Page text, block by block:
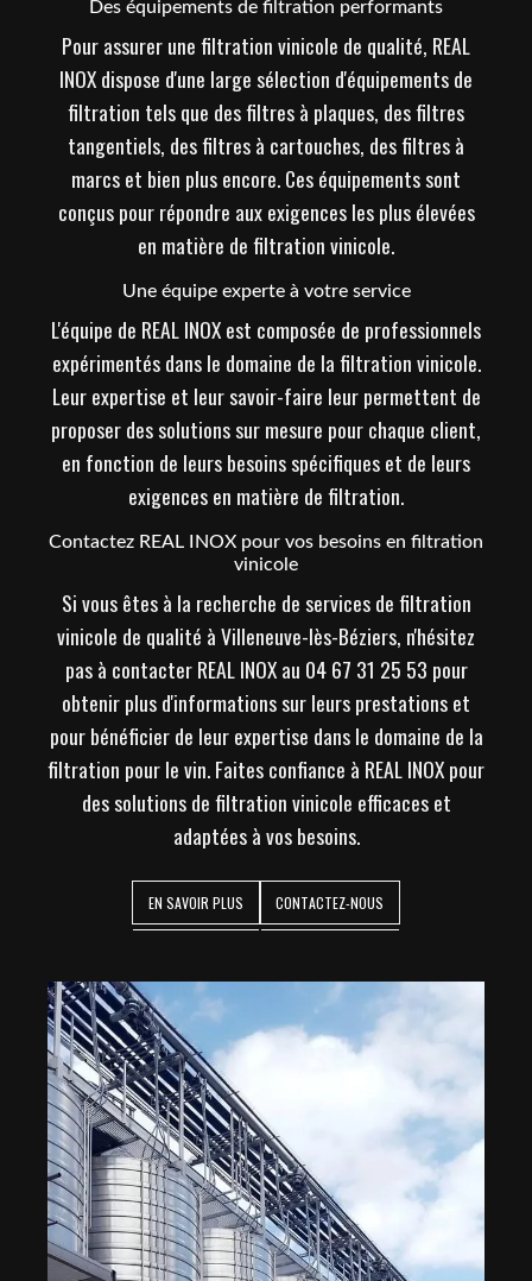
Des équipements de filtration performants
Pour assurer une filtration vinicole de qualité, REAL
INOX dispose d'une large sélection d'équipements de
filtration tels que des filtres à plaques, des filtres
tangentiels, des filtres à cartouches, des filtres à
marcs et bien plus encore. Ces équipements sont
conçus pour répondre aux exigences les plus élevées
en matière de filtration vinicole.
Une équipe experte à votre service
L'équipe de REAL INOX est composée de professionnels
expérimentés dans le domaine de la filtration vinicole.
Leur expertise et leur savoir-faire leur permettent de
proposer des solutions sur mesure pour chaque client,
en fonction de leurs besoins spécifiques et de leurs
exigences en matière de filtration.
Contactez REAL INOX pour vos besoins en filtration
vinicole
Si vous êtes à la recherche de services de filtration
vinicole de qualité à Villeneuve-lès-Béziers, n'hésitez
pas à contacter REAL INOX au 04 67 31 25 53 pour
obtenir plus d'informations sur leurs prestations et
pour bénéficier de leur expertise dans le domaine de la
filtration pour le vin. Faites confiance à REAL INOX pour
des solutions de filtration vinicole efficaces et
adaptées à vos besoins.
EN SAVOIR PLUS CONTACTEZ-NOUS